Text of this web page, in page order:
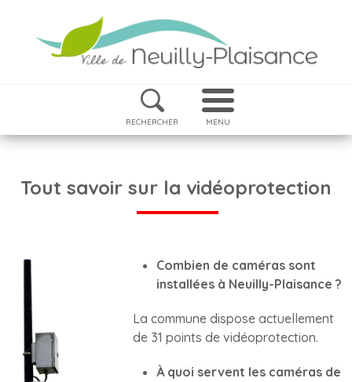
RECHERCHER MENU
Tout savoir sur la vidéoprotection
Combien de caméras sont
installées à Neuilly-Plaisance ?
La commune dispose actuellement
de 31 points de vidéoprotection.
À quoi servent les caméras de